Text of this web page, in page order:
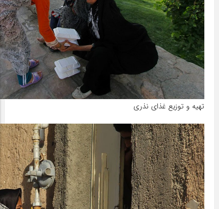
تهیه و توزیع غذای نذری